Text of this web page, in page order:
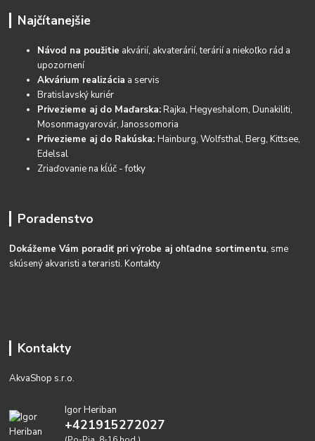
Najčítanejšie
Návod na použitie akvárií, akvaterárií, terárií a niekoľko rád a
upozornení
Akvárium realizácia a servis
Bratislavský kuriér
Privezieme aj do Maďarska:Rajka, Hegyeshalom, Dunakiliti,
Mosonmagyarovár, Janossomoria
Privezieme aj do Rakúska:Hainburg, Wolfsthal, Berg, Kittsee,
Edelsal
Zriaďovanie na kĺúč - fotky
Poradenstvo
Dokážeme Vám poradiť pri výrobe aj ohľadne sortimentu, sme
skúsený akvaristi a teraristi.Kontakty
Kontakty
AkvaShop s.r.o.
Igor Heriban
+421915272027